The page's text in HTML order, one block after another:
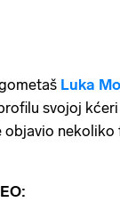
Luka
svojoj kćeri
objavio